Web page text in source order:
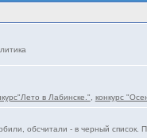
в Лабинске." конкурс
обсчитали - в черный список.